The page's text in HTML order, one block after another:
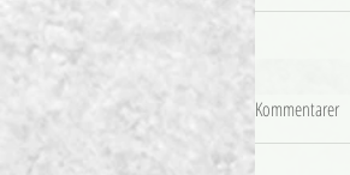
Kommentarer